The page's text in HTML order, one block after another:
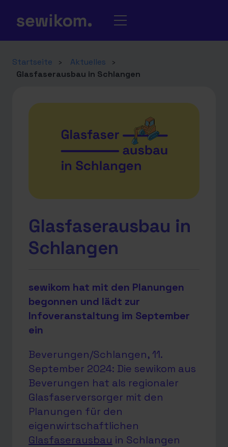
Startseite › Aktuelles
›
Glasfaserausbau in Schlangen
Glasfaserausbau in
Schlangen
sewikom hat mit den Planungen
begonnen und lädt zur
Infoveranstaltung im September
ein
Beverungen/Schlangen, 11.
September 2024: Die sewikom aus
Beverungen hat als regionaler
Glasfaserversorger mit den
Planungen für den
eigenwirtschaftlichen
Glasfaserausbau in Schlangen